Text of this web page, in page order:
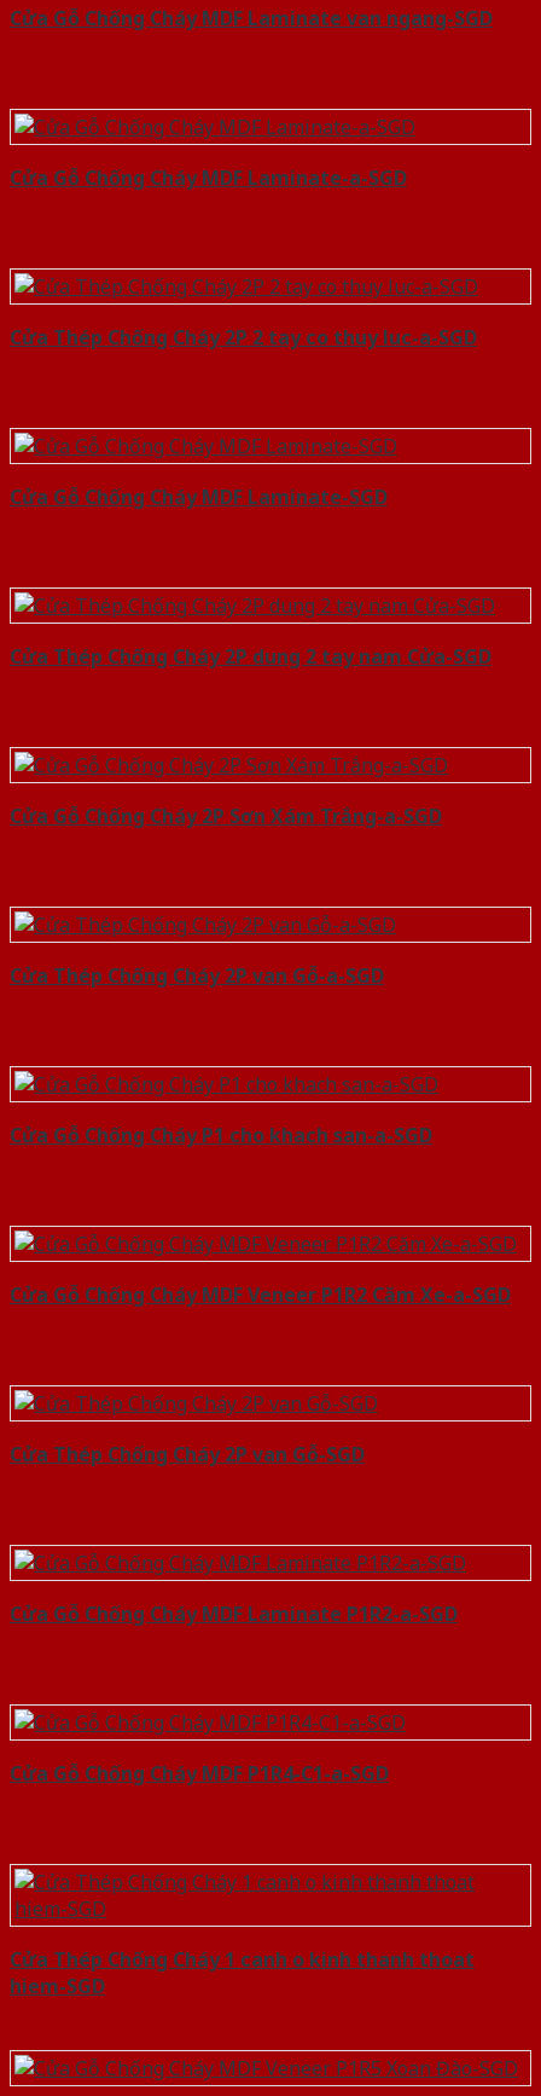
Cửa Gỗ Chống Cháy MDF Laminate van ngang-SGD
Cửa Gỗ Chống Cháy MDF Laminate-a-SGD
Cửa Thép Chống Cháy 2P 2 tay co thuy luc-a-SGD
Cửa Gỗ Chống Cháy MDF Laminate-SGD
Cửa Thép Chống Cháy 2P dung 2 tay nam Cửa-SGD
Cửa Gỗ Chống Cháy 2P Sơn Xám Trắng-a-SGD
Cửa Thép Chống Cháy 2P van Gỗ-a-SGD
Cửa Gỗ Chống Cháy P1 cho khach san-a-SGD
Cửa Gỗ Chống Cháy MDF Veneer P1R2 Căm Xe-a-SGD
Cửa Thép Chống Cháy 2P van Gỗ-SGD
Cửa Gỗ Chống Cháy MDF Laminate P1R2-a-SGD
Cửa Gỗ Chống Cháy MDF P1R4-C1-a-SGD
Cửa Thép Chống Cháy 1 canh o kinh thanh thoat
hiem-SGD